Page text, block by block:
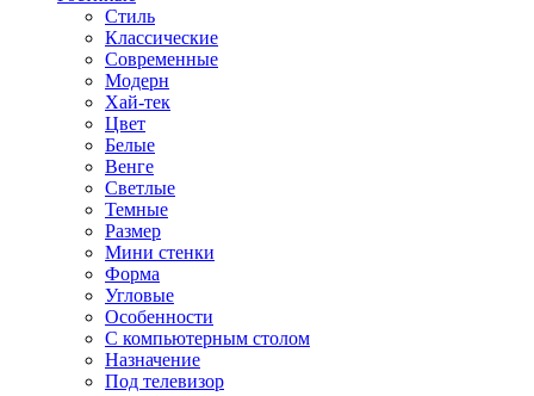
Стиль
Классические
Современные
Модерн
Хай-тек
Цвет
Белые
Венге
Светлые
Темные
Размер
Мини стенки
Форма
Угловые
Особенности
С компьютерным столом
Назначение
Под телевизор